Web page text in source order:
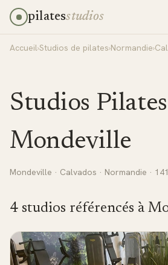
pilatesstudios
Accueil›Studios de pilates›Normandie›
Studios
Mondeville
Mondeville · Calvados · Normandie ·
4 studios référencés à